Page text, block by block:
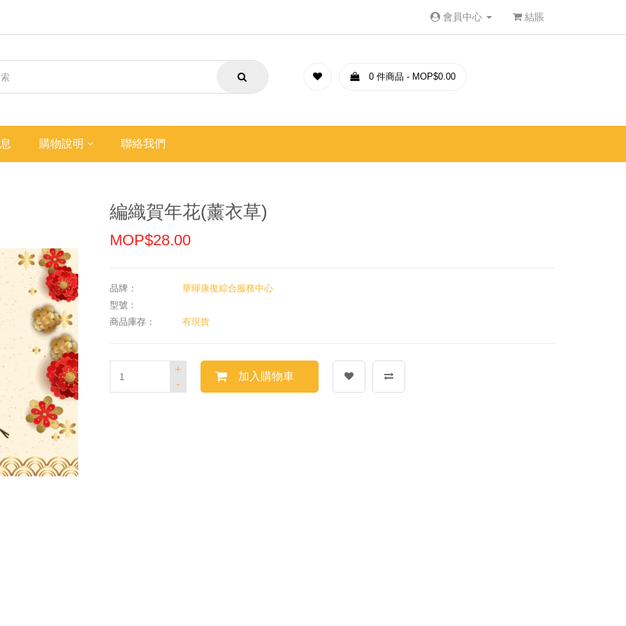
會員中心 結賬
0 件商品 - MOP$0.00
購物說明 聯絡我們
編織賀年花(薰衣草)
MOP$28.00
品牌：
華暉康復綜合服務中心
型號：
商品庫存：
有現貨
-
+
加入購物車